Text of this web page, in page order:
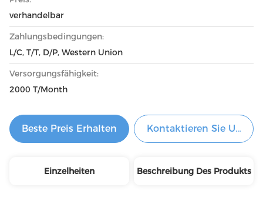
verhandelbar
Zahlungsbedingungen:
L/C, T/T, D/P, Western Union
Versorgungsfähigkeit:
2000 T/Month
Beste Preis Erhalten Kontaktieren Sie Uns
Einzelheiten Beschreibung Des Produkts